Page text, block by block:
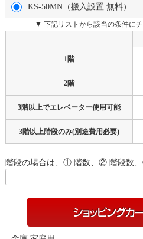
KS-50MN（搬入設置 無料）
▼ 下記リストから該当の条件に
1階
2階
3階以上でエレベーター使用可能
3階以上階段のみ(別途費用必要)
階段の場合は、① 階数、② 階段数